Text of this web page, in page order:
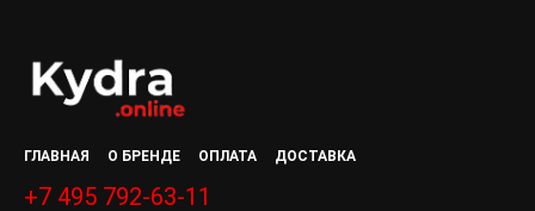
ГЛАВНАЯ О БРЕНДЕ ОПЛАТА ДОСТАВКА
+7 495 792-63-11